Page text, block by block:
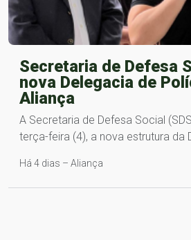
Secretaria de Defesa
nova Delegacia de
Aliança
A Secretaria de Defesa Social
terça-feira (4), a nova estrutura da
Há 4 dias – Aliança